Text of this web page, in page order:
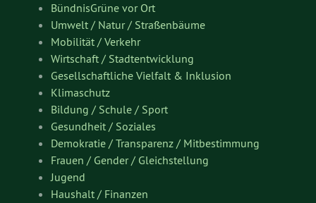
BündnisGrüne vor Ort
Umwelt / Natur / Straßenbäume
Mobilität / Verkehr
Wirtschaft / Stadtentwicklung
Gesellschaftliche Vielfalt & Inklusion
Klimaschutz
Bildung / Schule / Sport
Gesundheit / Soziales
Demokratie / Transparenz / Mitbestimmung
Frauen / Gender / Gleichstellung
Jugend
Haushalt / Finanzen